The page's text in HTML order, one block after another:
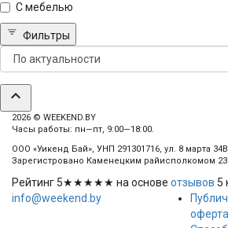
С мебелью
Фильтры
expand_less
2026 © WEEKEND.BY
Часы работы: пн—пт, 9:00—18:00.
ООО «Уикенд Бай», УНП 291301716, ул. 8 марта
Зарегистровано Каменецким райисполкомом
Рейтинг 5★★★★★ на основе отзывов 5
info@weekend.by
оферта